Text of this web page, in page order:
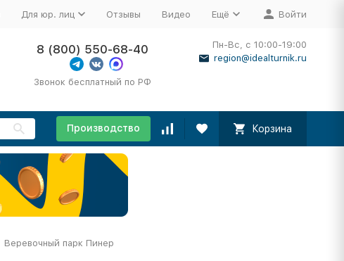
Для юр. лиц Отзывы Видео Ещё Войти
8 (800) 550-68-40
Звонок бесплатный по РФ
Пн-Вс, с 10:00-19:00
region@idealturnik.ru
Производство Корзина
Веревочный парк Пинер